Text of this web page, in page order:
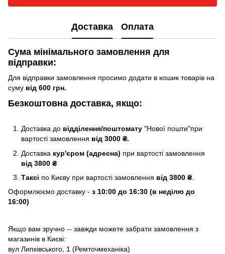
Доставка Оплата
Сума мінімального замовлення для
відправки:
Для відправки замовлення просимо додати в кошик товарів на
суму від 600 грн.
Безкоштовна доставка, якщо:
Доставка до відділення/поштомату "Нової пошти"при
вартості замовлення від 3000 ₴.
Доставка кур'єром (адресна) при вартості замовлення
від 3800 ₴
Таксі по Києву при вартості замовлення від 3800 ₴.
Оформлюємо доставку - з 10:00 до 16:30 (в неділю до
16:00)
Якщо вам зручно -- завжди можете забрати замовлення з
магазинів в Києві:
вул Липківського, 1 (Ремточмеханіка)